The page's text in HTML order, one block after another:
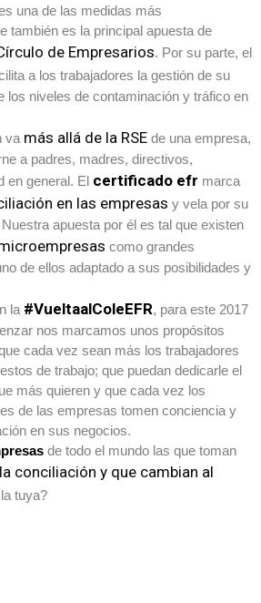
una de las medidas más
también es la principal apuesta de
de Empresarios. Por su parte, el
a los trabajadores la gestión de su
los niveles de contaminación y tráfico en
va más allá de la RSE de una empresa,
a padres, madres, directivos,
en general. El certificado efr marca
en las empresas y vela por su
apuesta por él es tal que existen
como grandes
de ellos adaptado a sus posibilidades y
la #VueltaalColeEFR, para este 2017
nos marcamos unos propósitos
cada vez sean más los trabajadores
de trabajo; que puedan dedicarle el
más quieren y que cada vez los
de las empresas tomen conciencia y
en sus negocios.
de todo el mundo las que toman
conciliación y que cambian al
tuya?